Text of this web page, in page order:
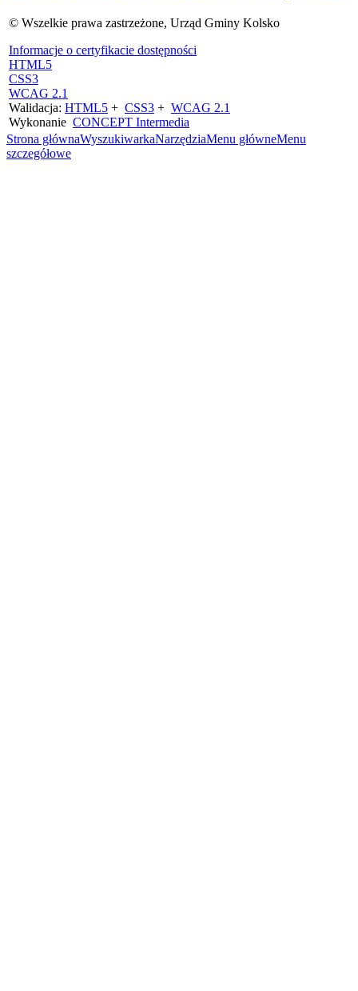
© Wszelkie prawa zastrzeżone, Urząd Gminy Kolsko
Informacje o certyfikacie dostępności
HTML5
CSS3
WCAG 2.1
Walidacja: HTML5 + CSS3 + WCAG 2.1
Wykonanie CONCEPT Intermedia
Strona głównaWyszukiwarkaNarzędziaMenu główneMenu
szczegółowe